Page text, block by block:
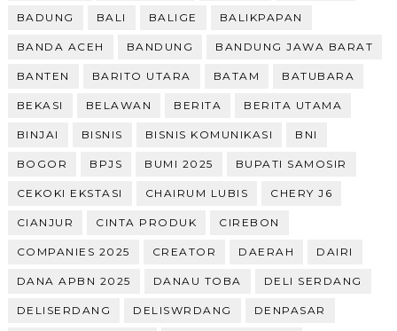
BADUNG BALI BALIGE BALIKPAPAN
BANDA ACEH BANDUNG BANDUNG JAWA BARAT
BANTEN BARITO UTARA BATAM BATUBARA
BEKASI BELAWAN BERITA BERITA UTAMA
BINJAI BISNIS BISNIS KOMUNIKASI BNI
BOGOR BPJS BUMI 2025 BUPATI SAMOSIR
CEKOKI EKSTASI CHAIRUM LUBIS CHERY J6
CIANJUR CINTA PRODUK CIREBON
COMPANIES 2025 CREATOR DAERAH DAIRI
DANA APBN 2025 DANAU TOBA DELI SERDANG
DELISERDANG DELISWRDANG DENPASAR